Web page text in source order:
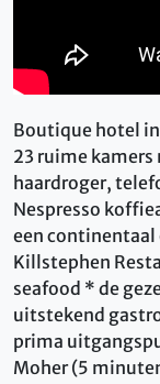
Boutique hotel
23 ruime
haardroger,
Nespresso
een
Killstephen
seafood * de
uitstekend
prima
Moher (5